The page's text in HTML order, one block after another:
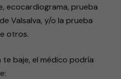
ecocardiograma, prueba
Valsalva, y/o la prueba
otros.
baje, el médico podría